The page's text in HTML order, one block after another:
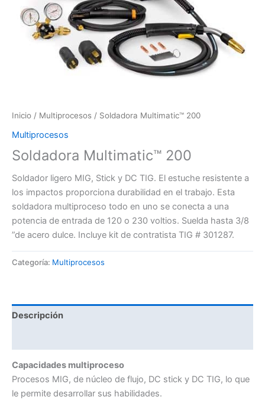
Inicio / Multiprocesos / Soldadora Multimatic™ 200
Multiprocesos
Soldadora Multimatic™ 200
Soldador ligero MIG, Stick y DC TIG. El estuche resistente a
los impactos proporciona durabilidad en el trabajo. Esta
soldadora multiproceso todo en uno se conecta a una
potencia de entrada de 120 o 230 voltios. Suelda hasta 3/8
”de acero dulce. Incluye kit de contratista TIG # 301287.
Categoría: Multiprocesos
Descripción
Capacidades multiproceso
Procesos MIG, de núcleo de flujo, DC stick y DC TIG, lo que
le permite desarrollar sus habilidades.